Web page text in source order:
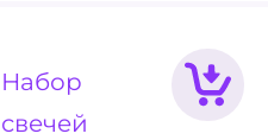
Набор
свечей